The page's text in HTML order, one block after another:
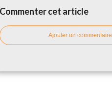
Commenter cet article
Ajouter un commentaire